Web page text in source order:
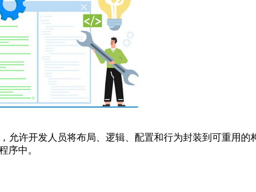
许开发人员将布局、逻辑、配置和行为封装到可重用的
序中。